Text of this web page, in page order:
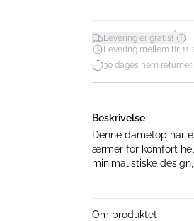
Levering er gratis!*
Levering mellem tir. 11.
30 dages nem
Beskrivelse
Denne dametop har
ærmer for komfort
minimalistiske
Om produktet